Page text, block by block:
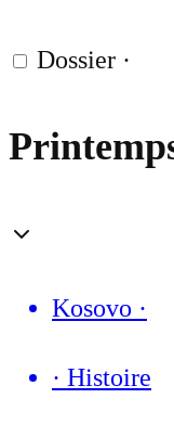
Dossier ·
Kosovo ·
· Histoire